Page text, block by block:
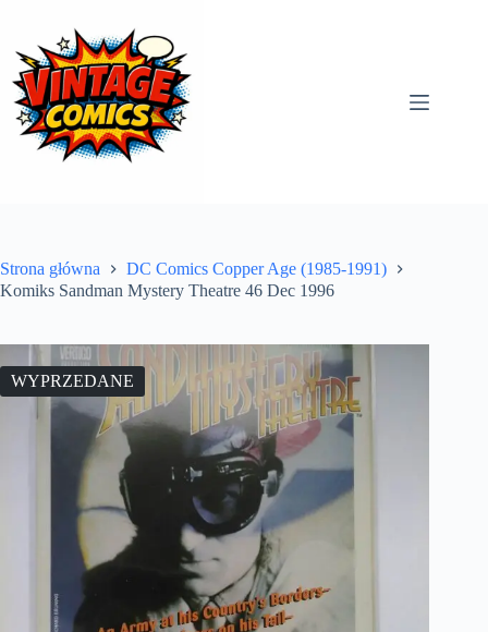
treści
Strona główna
DC Comics Copper Age (1985-1991)
Komiks Sandman Mystery Theatre 46 Dec 1996
WYPRZEDANE